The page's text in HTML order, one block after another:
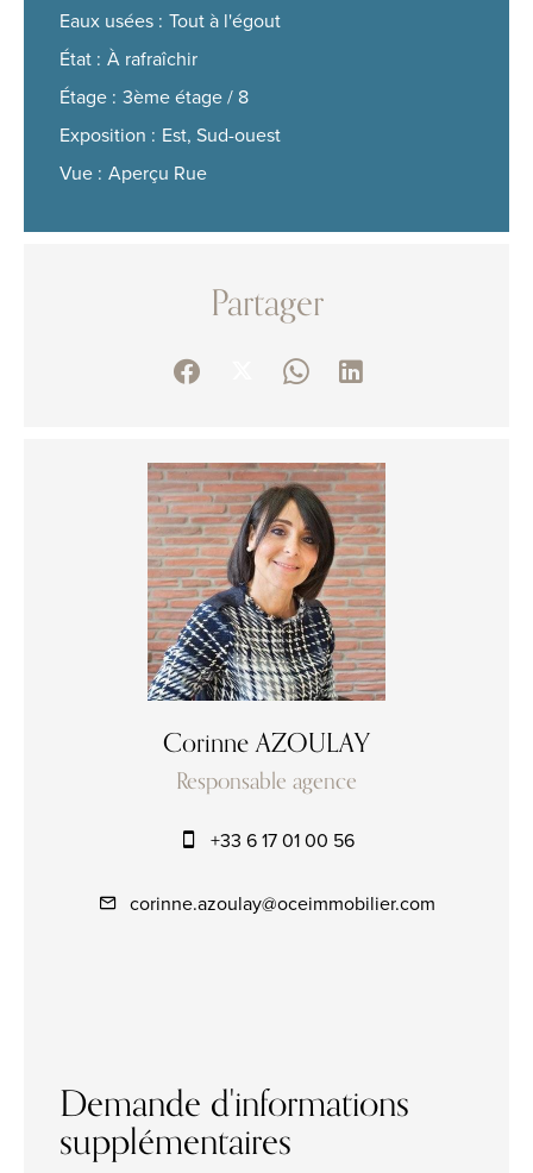
Eaux usées
Tout à l'égout
État
À rafraîchir
Étage
3ème étage / 8
Exposition
Est, Sud-ouest
Vue
Aperçu Rue
Partager
Corinne AZOULAY
Responsable agence
+33 6 17 01 00 56
corinne.azoulay@oceimmobilier.com
Demande d'informations
supplémentaires